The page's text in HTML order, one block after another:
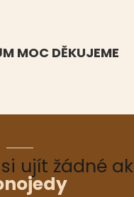
MOC DĚKUJEME
ujít žádné